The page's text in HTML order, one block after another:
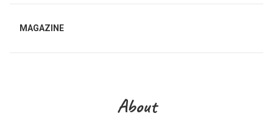
MAGAZINE
About